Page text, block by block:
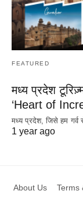
FEATURED
मध्य प्रदेश
‘Heart of
मध्य प्रदेश, जिसे हम
1 year ago
About Us Terms